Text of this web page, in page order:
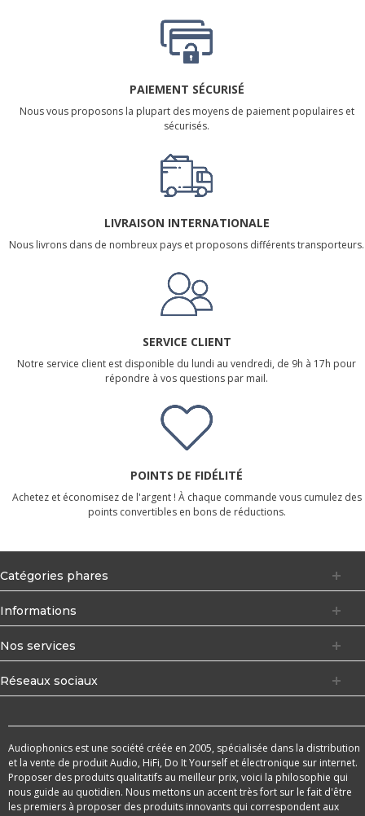
PAIEMENT SÉCURISÉ
Nous vous proposons la plupart des moyens de paiement populaires et
sécurisés.
LIVRAISON INTERNATIONALE
Nous livrons dans de nombreux pays et proposons différents transporteurs.
SERVICE CLIENT
Notre service client est disponible du lundi au vendredi, de 9h à 17h pour
répondre à vos questions par mail.
POINTS DE FIDÉLITÉ
Achetez et économisez de l'argent ! À chaque commande vous cumulez des
points convertibles en bons de réductions.
Catégories phares
Informations
Nos services
Réseaux sociaux
Audiophonics est une société créée en 2005, spécialisée dans la distribution
et la vente de produit Audio, HiFi, Do It Yourself et électronique sur internet.
Proposer des produits qualitatifs au meilleur prix, voici la philosophie qui
nous guide au quotidien. Nous mettons un accent très fort sur le fait d'être
les premiers à proposer des produits innovants qui correspondent aux